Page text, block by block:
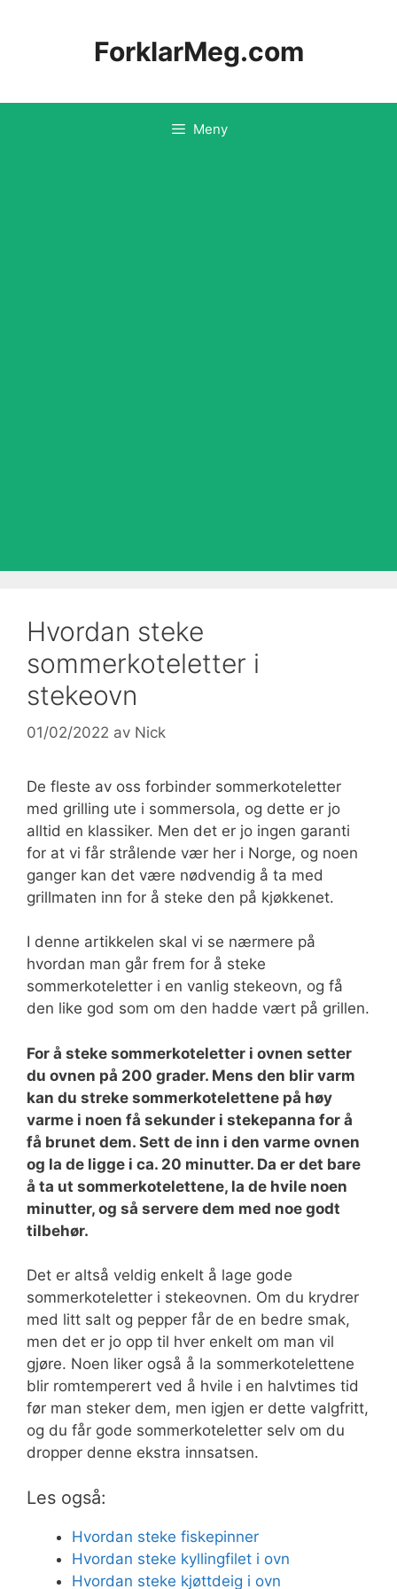
ForklarMeg.com
Meny
Hvordan steke
sommerkoteletter i
stekeovn
01/02/2022 av Nick
De fleste av oss forbinder sommerkoteletter
med grilling ute i sommersola, og dette er jo
alltid en klassiker. Men det er jo ingen garanti
for at vi får strålende vær her i Norge, og noen
ganger kan det være nødvendig å ta med
grillmaten inn for å steke den på kjøkkenet.
I denne artikkelen skal vi se nærmere på
hvordan man går frem for å steke
sommerkoteletter i en vanlig stekeovn, og få
den like god som om den hadde vært på grillen.
For å steke sommerkoteletter i ovnen setter
du ovnen på 200 grader. Mens den blir varm
kan du streke sommerkotelettene på høy
varme i noen få sekunder i stekepanna for å
få brunet dem. Sett de inn i den varme ovnen
og la de ligge i ca. 20 minutter. Da er det bare
å ta ut sommerkotelettene, la de hvile noen
minutter, og så servere dem med noe godt
tilbehør.
Det er altså veldig enkelt å lage gode
sommerkoteletter i stekeovnen. Om du krydrer
med litt salt og pepper får de en bedre smak,
men det er jo opp til hver enkelt om man vil
gjøre. Noen liker også å la sommerkotelettene
blir romtemperert ved å hvile i en halvtimes tid
før man steker dem, men igjen er dette valgfritt,
og du får gode sommerkoteletter selv om du
dropper denne ekstra innsatsen.
Les også:
Hvordan steke fiskepinner
Hvordan steke kyllingfilet i ovn
Hvordan steke kjøttdeig i ovn